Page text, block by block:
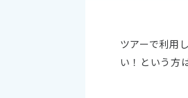
ツアーで利用
い！という方